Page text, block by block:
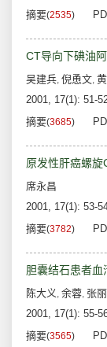
摘要(2535)
CT导向下碘油
吴建兵, 倪恿文,
2001, 17(1): 51-
摘要(3685)
原发性肝癌螺
席永昌
2001, 17(1): 53-
摘要(3782)
胆囊结石患者血
陈大义, 余蓉, 张
2001, 17(1): 55-
摘要(3565)